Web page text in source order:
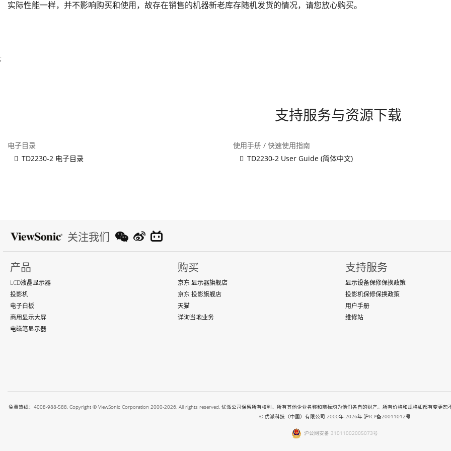
实际性能一样，并不影响购买和使用，故存在销售的机器新老库存随机发货的情况，请您放心购买。
;
支持服务与资源下载
电子目录
TD2230-2 电子目录
使用手册 / 快速使用指南
TD2230-2 User Guide (简体中文)
关注我们
产品
LCD液晶显示器
投影机
电子白板
商用显示大屏
电磁笔显示器
购买
京东 显示器旗舰店
京东 投影旗舰店
天猫
详询当地业务
支持服务
显示设备保修保换政策
投影机保修保换政策
用户手册
维修站
免费热线：4008-988-588. Copyright © ViewSonic Corporation 2000-2026. All rights reserved. 优派公司保留所有权利。所有其他企业名称和商标均为他们各自的财产。所有价格和规格如都有变更
© 优派科技（中国）有限公司 2000年-2026年 沪ICP备20011012号
沪公网安备 31011002005073号